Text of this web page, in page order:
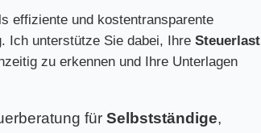
effiziente und kostentransparente
Ich unterstütze Sie dabei, Ihre Steuerlast
zu erkennen und Ihre Unterlagen
für Selbstständige,